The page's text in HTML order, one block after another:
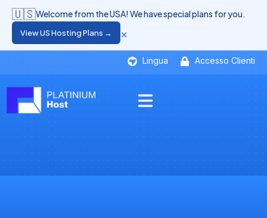
Lingua Accesso Clienti
🇺🇸Welcome from the USA! We have special plans for you.
View US Hosting Plans → ×